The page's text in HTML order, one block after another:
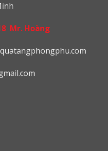
Mr. Hoàng
quatangphongphu.com